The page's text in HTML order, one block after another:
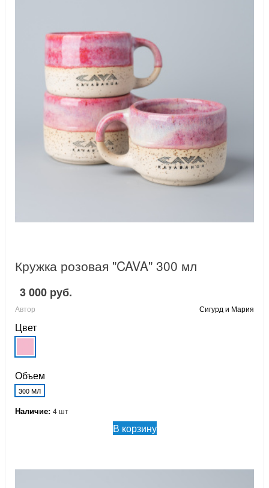
Кружка розовая "CAVA" 300 мл
3 000 руб.
Автор Сигурд и Мария
Цвет
Объем
300 МЛ
Наличие: 4 шт
В корзину